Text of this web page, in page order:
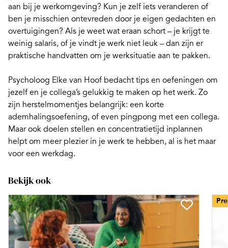
aan bij je werkomgeving? Kun je zelf iets veranderen of
ben je misschien ontevreden door je eigen gedachten en
overtuigingen? Als je weet wat eraan schort – je krijgt te
weinig salaris, of je vindt je werk niet leuk – dan zijn er
praktische handvatten om je werksituatie aan te pakken.
Psycholoog Elke van Hoofbedacht tips en oefeningen om
jezelf en je collega’s gelukkig te maken op het werk. Zo
zijn herstelmomentjes belangrijk: een korte
ademhalingsoefening, of even pingpong met een collega.
Maar ook doelen stellen en concentratietijd inplannen
helpt om meer plezier in je werk te hebben, al is het maar
voor een werkdag.
Bekijk ook